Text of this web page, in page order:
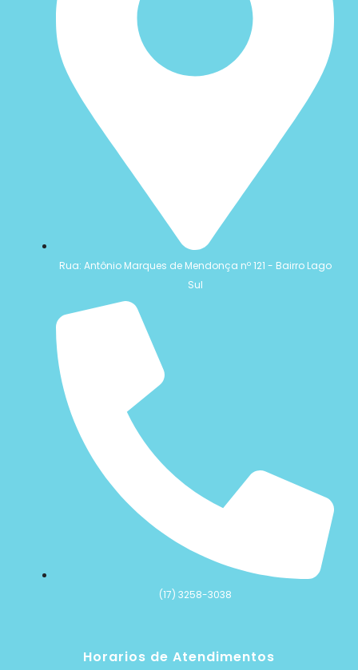
Rua: Antônio Marques de Mendonça nº 121 - Bairro Lago
Sul
(17) 3258-3038
Horarios de Atendimentos